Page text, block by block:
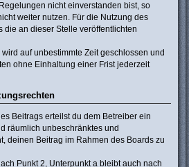
nicht einverstanden bist, so
weiter nutzen. Für die Nutzung des
die an dieser Stelle veröffentlichten
auf unbestimmte Zeit geschlossen und
ohne Einhaltung einer Frist jederzeit
Beitrags erteilst du dem Betreiber ein
räumlich unbeschränktes und
deinen Beitrag im Rahmen des Boards zu
Punkt 2, Unterpunkt a bleibt auch nach